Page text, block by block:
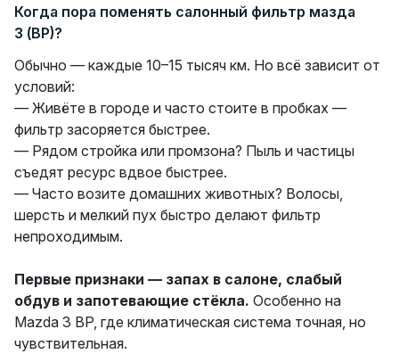
Когда пора поменять салонный фильтр мазда
3 (BP)?
Обычно — каждые 10–15 тысяч км. Но всё зависит от
условий:
— Живёте в городе и часто стоите в пробках —
фильтр засоряется быстрее.
— Рядом стройка или промзона? Пыль и частицы
съедят ресурс вдвое быстрее.
— Часто возите домашних животных? Волосы,
шерсть и мелкий пух быстро делают фильтр
непроходимым.
Первые признаки — запах в салоне, слабый
обдув и запотевающие стёкла. Особенно на
Mazda 3 BP, где климатическая система точная, но
чувствительная.